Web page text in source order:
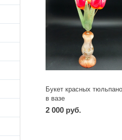
Букет красных
в вазе
2 000 руб.